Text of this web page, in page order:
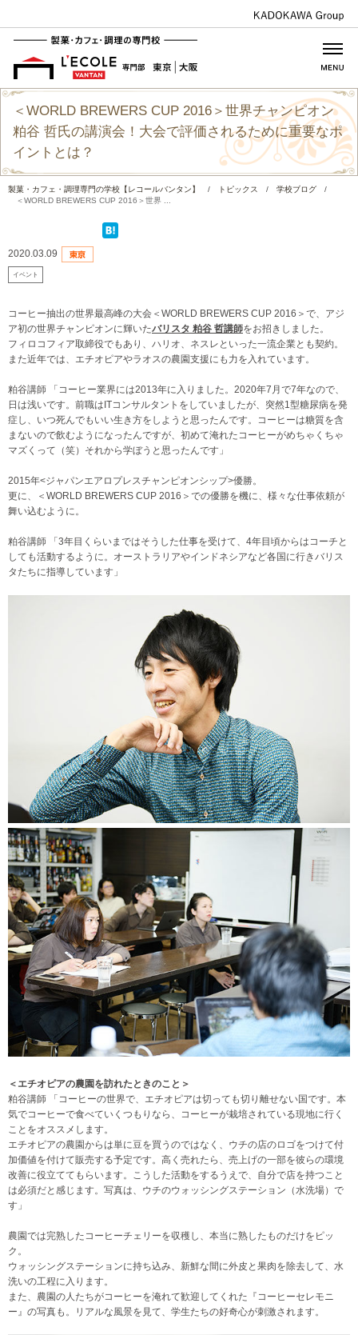
＜WORLD BREWERS CUP 2016＞世界チャンピオン
粕谷 哲氏の講演会！大会で評価されるために重要なポ
イントとは？
製菓・カフェ・調理専門の学校【レコールバンタン】 / トピックス / 学校ブログ
/
＜WORLD BREWERS CUP 2016＞世界 ...
2020.03.09
イベント
コーヒー抽出の世界最高峰の大会＜WORLD BREWERS CUP 2016＞で、アジ
ア初の世界チャンピオンに輝いたバリスタ 粕谷 哲講師をお招きしました。
フィロコフィア取締役でもあり、ハリオ、ネスレといった一流企業とも契約。
また近年では、エチオピアやラオスの農園支援にも力を入れています。
粕谷講師 「コーヒー業界には2013年に入りました。2020年7月で7年なので、
日は浅いです。前職はITコンサルタントをしていましたが、突然1型糖尿病を発
症し、いつ死んでもいい生き方をしようと思ったんです。コーヒーは糖質を含
まないので飲むようになったんですが、初めて淹れたコーヒーがめちゃくちゃ
マズくって（笑）それから学ぼうと思ったんです」
2015年<ジャパンエアロプレスチャンピオンシップ>優勝。
更に、＜WORLD BREWERS CUP 2016＞での優勝を機に、様々な仕事依頼が
舞い込むように。
粕谷講師 「3年目くらいまではそうした仕事を受けて、4年目頃からはコーチと
しても活動するように。オーストラリアやインドネシアなど各国に行きバリス
タたちに指導しています」
＜エチオピアの農園を訪れたときのこと＞
粕谷講師 「コーヒーの世界で、エチオピアは切っても切り離せない国です。本
気でコーヒーで食べていくつもりなら、コーヒーが栽培されている現地に行く
ことをオススメします。
エチオピアの農園からは単に豆を買うのではなく、ウチの店のロゴをつけて付
加価値を付けて販売する予定です。高く売れたら、売上げの一部を彼らの環境
改善に役立ててもらいます。こうした活動をするうえで、自分で店を持つこと
は必須だと感じます。写真は、ウチのウォッシングステーション（水洗場）で
す」
農園では完熟したコーヒーチェリーを収穫し、本当に熟したものだけをピッ
ク。
ウォッシングステーションに持ち込み、新鮮な間に外皮と果肉を除去して、水
洗いの工程に入ります。
また、農園の人たちがコーヒーを淹れて歓迎してくれた『コーヒーセレモニ
ー』の写真も。リアルな風景を見て、学生たちの好奇心が刺激されます。